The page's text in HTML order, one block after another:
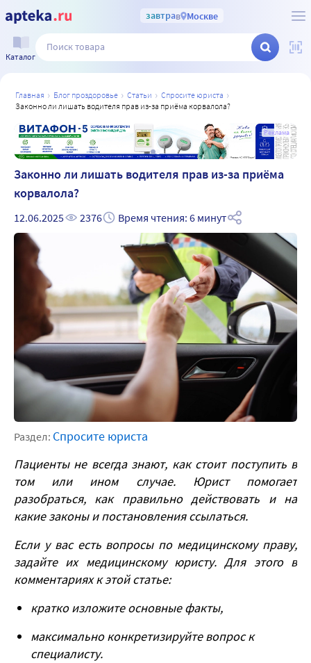
завтрав Москве
Каталог
главная блог проздоровье статьи
спросите юриста
законно ли лишать водителя прав из-за приёма корвалола?
Реклама
Законно ли лишать водителя прав из-за приёма
корвалола?
12.06.2025 2376 Время чтения: 6 минут
Раздел: Спросите юриста
Пациенты не всегда знают, как стоит поступить в
том или ином случае. Юрист помогает
разобраться, как правильно действовать и на
какие законы и постановления ссылаться.
Если у вас есть вопросы по медицинскому праву,
задайте их медицинскому юристу. Для этого в
комментариях к этой статье:
кратко изложите основные факты,
максимально конкретизируйте вопрос к
специалисту.